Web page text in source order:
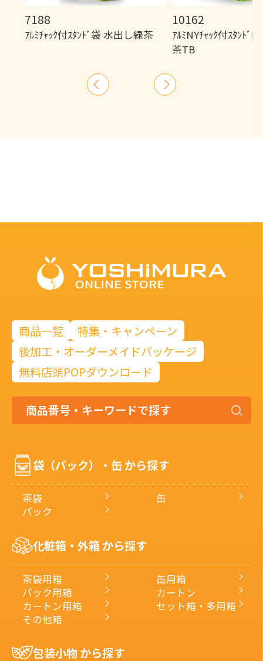
7188
ｱﾙﾐﾁｬｯｸ付ｽﾀﾝﾄﾞ袋 水出し緑茶
10162
ｱﾙﾐNYﾁｬｯｸ付ｽﾀﾝﾄﾞ
茶TB
前
へ
次
へ
商品一覧
特集・キャンペーン
後加工・オーダーメイドパッケージ
無料店頭POPダウンロード
号・
キ
探
す
袋（パック）・缶 から探す
茶袋
缶
パック
化粧箱・外箱 から探す
茶袋用箱
缶用箱
パック用箱
カートン
カートン用箱
セット箱・多用箱
その他箱
包装小物 から探す